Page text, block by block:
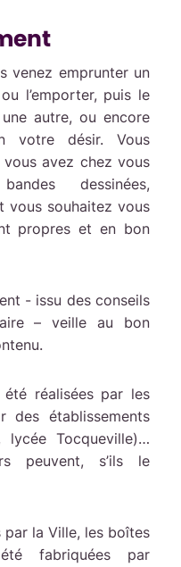
venez emprunter un
l’emporter, puis le
autre, ou encore
votre désir. Vous
avez chez vous
dessinées,
vous souhaitez vous
propres et en bon
- issu des conseils
– veille au bon
réalisées par les
des établissements
lycée Tocqueville)…
peuvent, s’ils le
par la Ville, les boîtes
fabriquées par